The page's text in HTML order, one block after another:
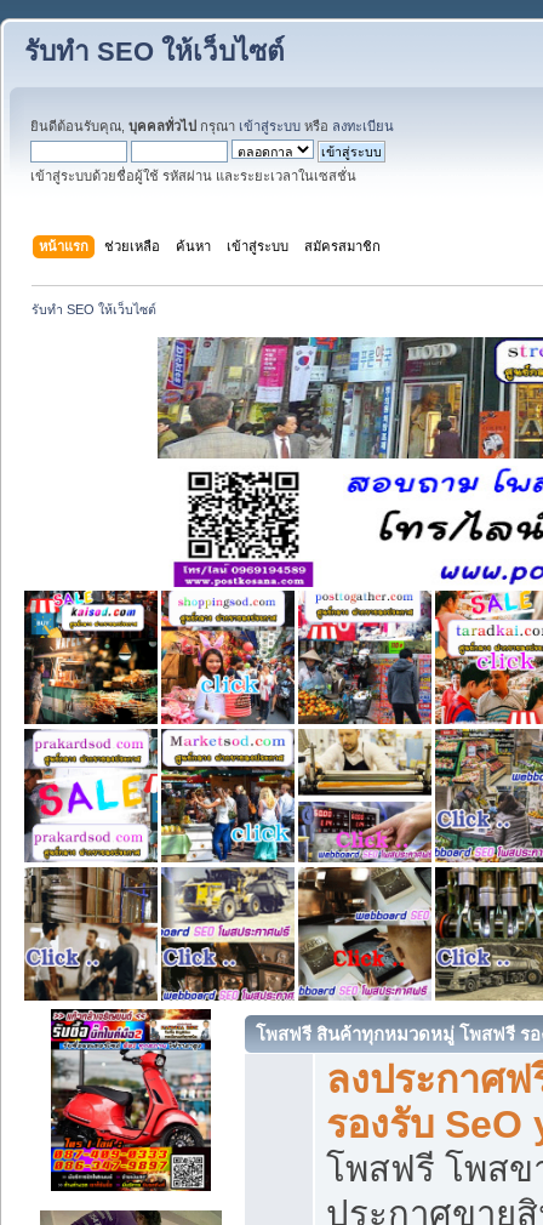
รับทำ SEO ให้เว็บไซต์
ยินดีต้อนรับคุณ, บุคคลทั่วไป กรุณา เข้าสู่ระบบ หรือ ลงทะเบียน
เข้าสู่ระบบด้วยชื่อผู้ใช้ รหัสผ่าน และระยะเวลาในเซสชั่น
หน้าแรก ช่วยเหลือ ค้นหา เข้าสู่ระบบ สมัครสมาชิก
รับทำ SEO ให้เว็บไซต์
โพสฟรี สินค้าทุกหมวดหมู่ โพสฟรี รอ
ลงประกาศ
รองรับ
โพสฟรี โพสข
ประกาศขาย